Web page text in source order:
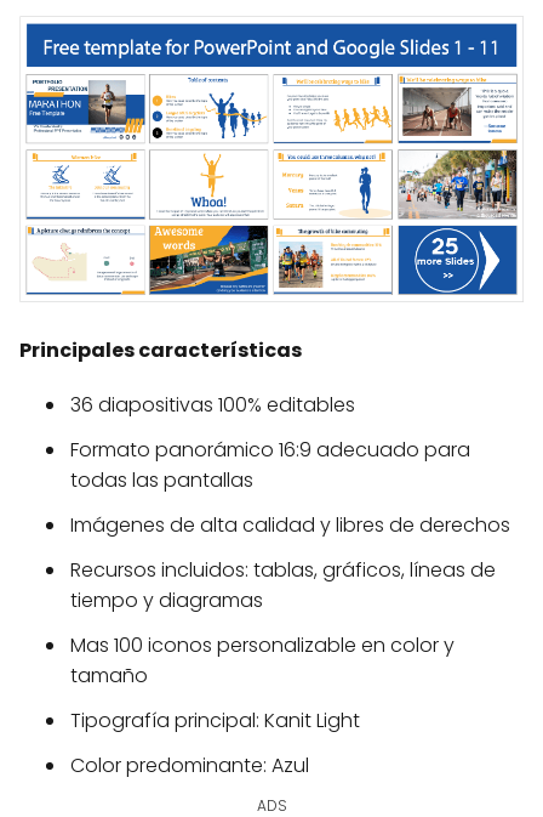
Principales características
36 diapositivas 100% editables
Formato panorámico 16:9 adecuado para
todas las pantallas
Imágenes de alta calidad y libres de derechos
Recursos incluidos: tablas, gráficos, líneas de
tiempo y diagramas
Mas 100 iconos personalizable en color y
tamaño
Tipografía principal: Kanit Light
Color predominante: Azul
ADS